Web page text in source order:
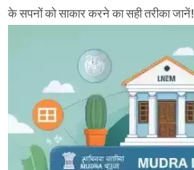
के सपनों को साकार करने का सही तरीका जानें!